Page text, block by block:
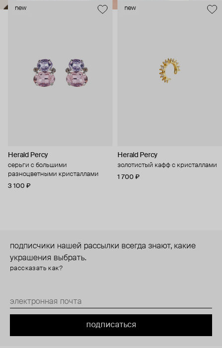
new
Herald Percy
серьги с большими
разноцветными кристаллами
3 100 ₽
new
Herald Percy
золотистый кафф с кристаллами
1 700 ₽
подписчики нашей рассылки всегда знают, какие
украшения выбрать.
рассказать как?
подписаться